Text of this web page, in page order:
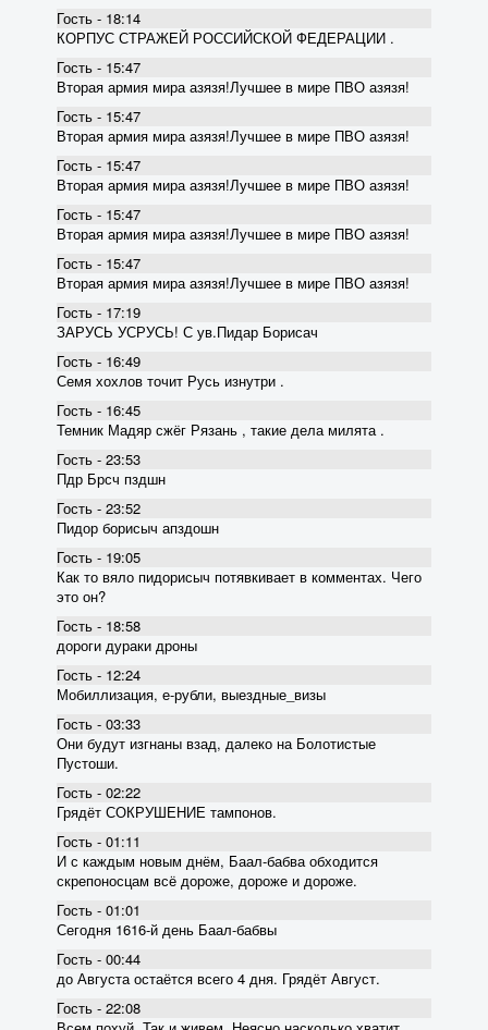
Гость - 18:14
КОРПУС СТРАЖЕЙ РОССИЙСКОЙ ФЕДЕРАЦИИ .
Гость - 15:47
Вторая армия мира азязя!Лучшее в мире ПВО азязя!
Гость - 15:47
Вторая армия мира азязя!Лучшее в мире ПВО азязя!
Гость - 15:47
Вторая армия мира азязя!Лучшее в мире ПВО азязя!
Гость - 15:47
Вторая армия мира азязя!Лучшее в мире ПВО азязя!
Гость - 15:47
Вторая армия мира азязя!Лучшее в мире ПВО азязя!
Гость - 17:19
ЗАРУСЬ УСРУСЬ! С ув.Пидар Борисач
Гость - 16:49
Семя хохлов точит Русь изнутри .
Гость - 16:45
Темник Мадяр сжёг Рязань , такие дела милята .
Гость - 23:53
Пдр Брсч пздшн
Гость - 23:52
Пидор борисыч апздошн
Гость - 19:05
Как то вяло пидорисыч потявкивает в комментах. Чего
это он?
Гость - 18:58
дороги дураки дроны
Гость - 12:24
Мобиллизация, е-рубли, выездные_визы
Гость - 03:33
Они будут изгнаны взад, далеко на Болотистые
Пустоши.
Гость - 02:22
Грядёт СОКРУШЕНИЕ тампонов.
Гость - 01:11
И с каждым новым днём, Баал-бабва обходится
скрепоносцам всё дороже, дороже и дороже.
Гость - 01:01
Сегодня 1616-й день Баал-бабвы
Гость - 00:44
до Августа остаётся всего 4 дня. Грядёт Август.
Гость - 22:08